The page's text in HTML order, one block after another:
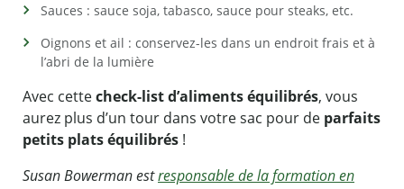
Sauces : sauce soja, tabasco, sauce pour steaks, etc.
Oignons et ail : conservez-les dans un endroit frais et à
l’abri de la lumière
Avec cettecheck-list d’aliments équilibrés, vous
aurez plus d’un tour dans votre sac pour de parfaits
petits plats équilibrés !
Susan Bowerman estresponsable de la formation en